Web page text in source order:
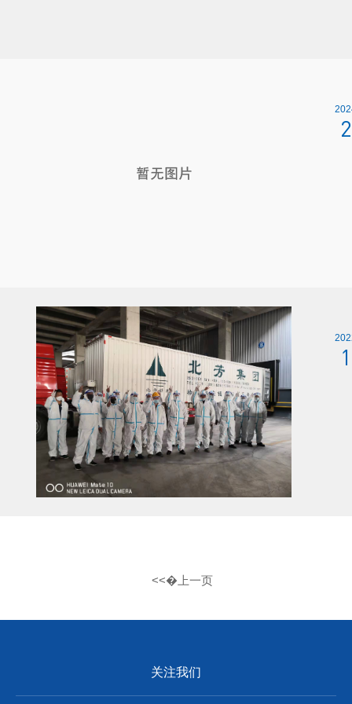
<<�上一页
关注我们